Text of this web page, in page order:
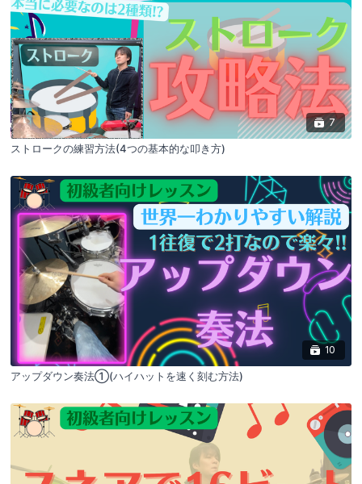
7
ストロークの練習方法(4つの基本的な叩き方)
10
アップダウン奏法①(ハイハットを速く刻む方法)